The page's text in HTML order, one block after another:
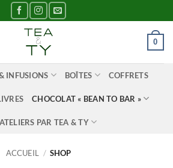
0
INFUSIONS BOÎTES COFFRETS
CHOCOLAT « BEAN TO BAR »
PAR TEA & TY
ACCUEIL / SHOP